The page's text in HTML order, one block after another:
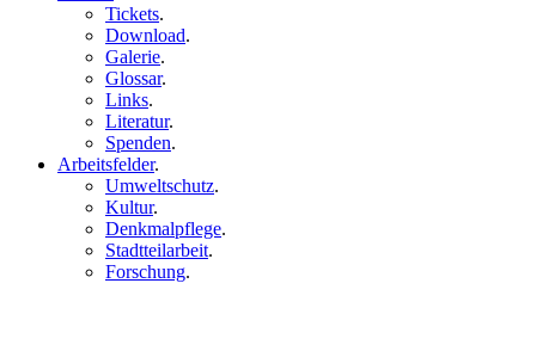
Tickets.
Download.
Galerie.
Glossar.
Links.
Literatur.
Spenden.
Arbeitsfelder.
Umweltschutz.
Kultur.
Denkmalpflege.
Stadtteilarbeit.
Forschung.